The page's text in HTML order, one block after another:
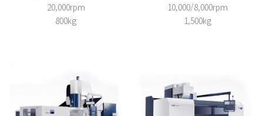
20,000rpm
800kg
10,000/8,000rpm
1,500kg